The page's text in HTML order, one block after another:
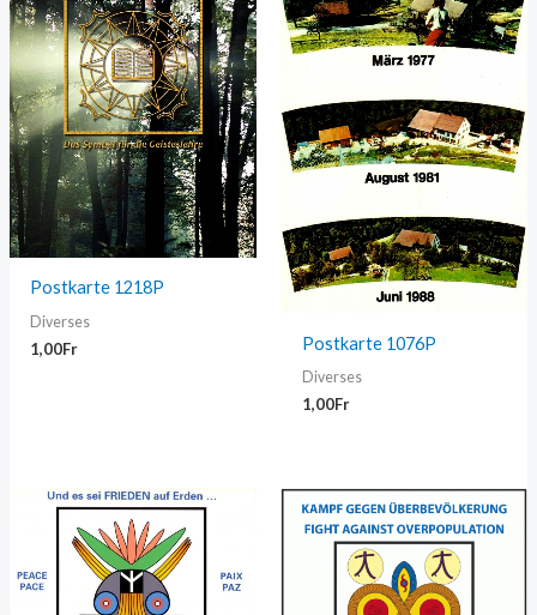
Postkarte 1218P
Diverses
1,00Fr Postkarte 1076P
Diverses
1,00Fr